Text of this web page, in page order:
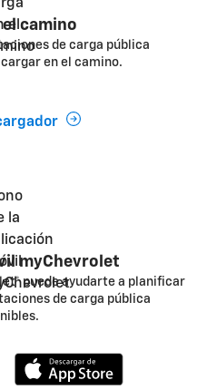
el camino
de carga pública
en el camino.
myChevrolet
puede ayudarte a planificar
de carga pública